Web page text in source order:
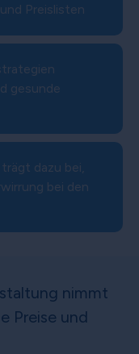
nimmt
Preise und
Preislisten
gesunde
dazu bei,
bei den